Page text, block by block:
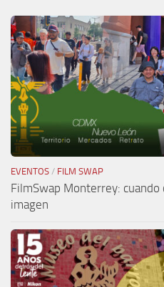
EVENTOS / FILM SWAP
FilmSwap Monterrey:
imagen